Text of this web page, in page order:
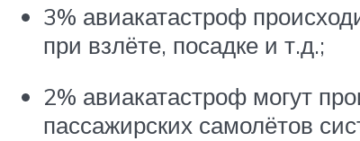
3% авиакатастроф
при взлёте, посадке и т.д.;
2% авиакатастроф могут
пассажирских самолётов